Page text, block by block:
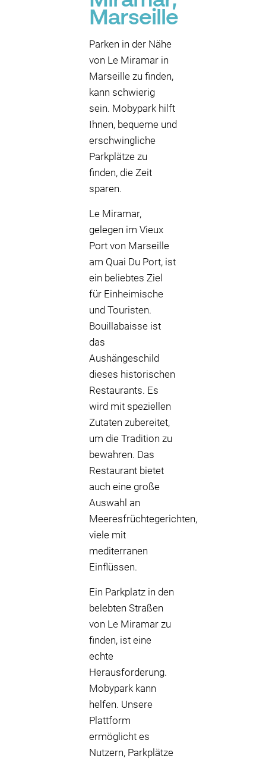
Marseille
Parken in der Nähe
von Le Miramar in
Marseille zu finden,
kann schwierig
sein. Mobypark hilft
Ihnen, bequeme und
erschwingliche
Parkplätze zu
finden, die Zeit
sparen.
Le Miramar,
gelegen im Vieux
Port von Marseille
am Quai Du Port, ist
ein beliebtes Ziel
für Einheimische
und Touristen.
Bouillabaisse ist
das
Aushängeschild
dieses historischen
Restaurants. Es
wird mit speziellen
Zutaten zubereitet,
um die Tradition zu
bewahren. Das
Restaurant bietet
auch eine große
Auswahl an
Meeresfrüchtegerichten,
viele mit
mediterranen
Einflüssen.
Ein Parkplatz in den
belebten Straßen
von Le Miramar zu
finden, ist eine
echte
Herausforderung.
Mobypark kann
helfen. Unsere
Plattform
ermöglicht es
Nutzern, Parkplätze